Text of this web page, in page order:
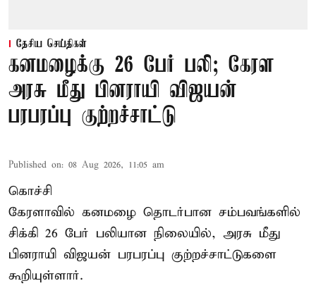
தேசிய செய்திகள்
கனமழைக்கு 26 பேர் பலி; கேரள
அரசு மீது பினராயி விஜயன்
பரபரப்பு குற்றச்சாட்டு
Published on: 08 Aug 2026, 11:05 am
கொச்சி
கேரளாவில் கனமழை தொடர்பான சம்பவங்களில்
சிக்கி 26 பேர் பலியான நிலையில், அரசு மீது
பினராயி விஜயன் பரபரப்பு குற்றச்சாட்டுகளை
கூறியுள்ளார்.